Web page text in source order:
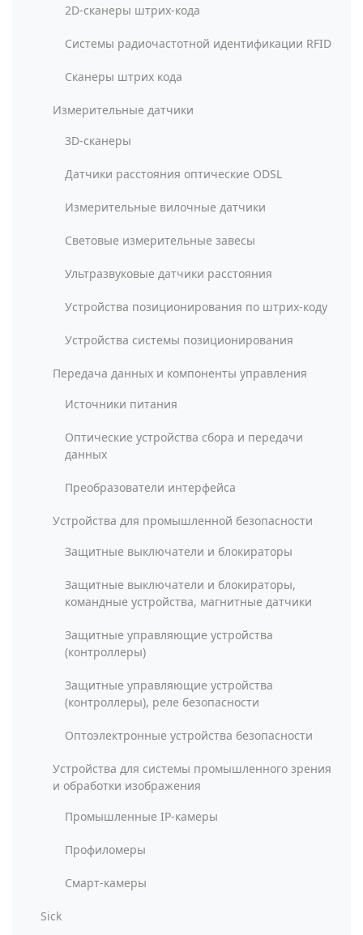
2D-сканеры штрих-кода
Системы радиочастотной идентификации RFID
Сканеры штрих кода
Измерительные датчики
3D-сканеры
Датчики расстояния оптические ODSL
Измерительные вилочные датчики
Световые измерительные завесы
Ультразвуковые датчики расстояния
Устройства позиционирования по штрих-коду
Устройства системы позиционирования
Передача данных и компоненты управления
Источники питания
Оптические устройства сбора и передачи
данных
Преобразователи интерфейса
Устройства для промышленной безопасности
Защитные выключатели и блокираторы
Защитные выключатели и блокираторы,
командные устройства, магнитные датчики
Защитные управляющие устройства
(контроллеры)
Защитные управляющие устройства
(контроллеры), реле безопасности
Оптоэлектронные устройства безопасности
Устройства для системы промышленного зрения
и обработки изображения
Промышленные IP-камеры
Профиломеры
Смарт-камеры
Sick